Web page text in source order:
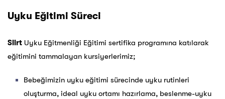
Uyku Eğitimi Süreci
Siirt Uyku Eğitmenliği Eğitimi sertifika programına katılarak
eğitimini tammalayan kursiyerlerimiz;
Bebeğimizin uyku eğitimi sürecinde uyku rutinleri
oluşturma, ideal uyku ortamı hazırlama, beslenme-uyku